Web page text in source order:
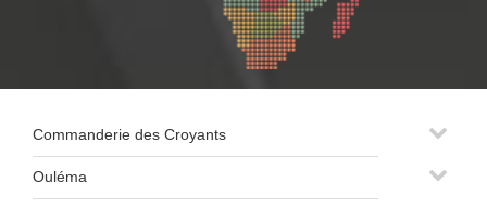
Commanderie des Croyants
Ouléma